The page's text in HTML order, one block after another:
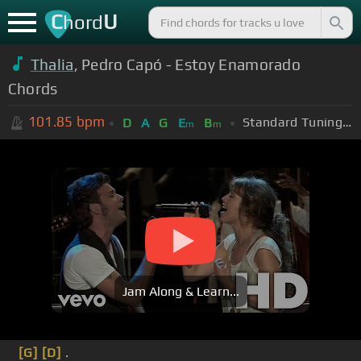
ChordU
Thalia, Pedro Capó - Estoy Enamorado
Chords
101.85 bpm D A G Em Bm Standard Tuning (EADGBE)
Jam Along & Learn...
[G] [D] .